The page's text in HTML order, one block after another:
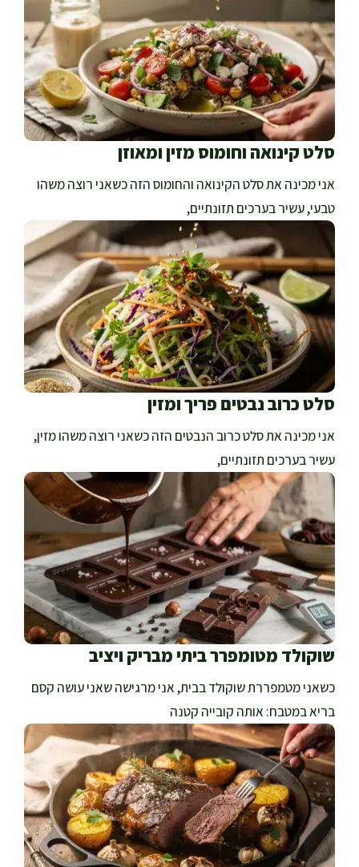
סלט קינואה וחומוס מזין ומאוזן
אני מכינה את סלט הקינואה והחומוס הזה כשאני רוצה משהו
טבעי, עשיר בערכים תזונתיים,
סלט כרוב נבטים פריך ומזין
אני מכינה את סלט כרוב הנבטים הזה כשאני רוצה משהו מזין,
עשיר בערכים תזונתיים,
שוקולד מטומפרר ביתי מבריק ויציב
כשאני מטמפררת שוקולד בבית, אני מרגישה שאני עושה קסם
בריא במטבח: אותה קובייה קטנה